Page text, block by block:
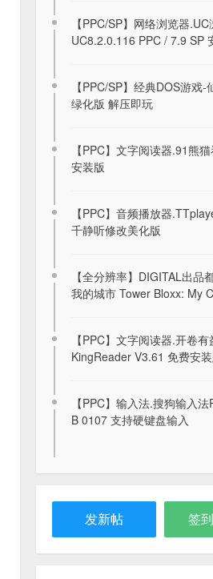
【PPC/SP】网络浏览器
UC8.2.0.116 PPC / 7.9 SP
【PPC/SP】经典DOS游戏-
绿化版 解压即玩
【PPC】文字阅读器.91熊
安装版
【PPC】音频播放器
千静听修改美化版
【全分辨率】DIGITAL出品
我的城市 Tower Bloxx: My
【PPC】文字阅读器.开卷有
KingReader V3.61 免费安
【PPC】输入法.搜狗输入
B 0107 支持硬键盘输入
发新帖 签
新3款天气软件)
2020-12-15
【PPC】冒险类.变形金刚2
Transformers 安装版 VGA
WPInternals WPI 2.9.2 win-
2026-07-01
v1.3.3.0.xap
2021-01-05
N-GAGE 1.0，N-GAGE 2.0
全。包含所有N-Gage游戏。
【SIS】NFS 极品飞车12:无